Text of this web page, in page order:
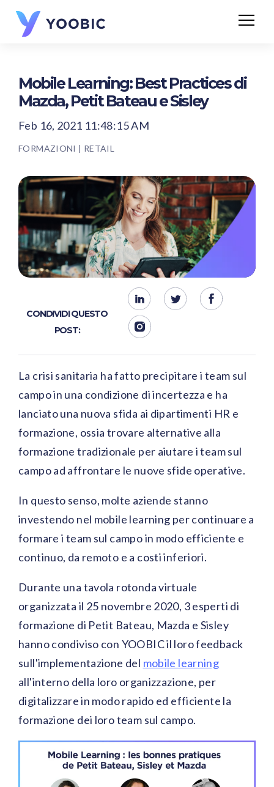
Mobile Learning: Best Practices di
Mazda, Petit Bateau e Sisley
Feb 16, 2021 11:48:15 AM
FORMAZIONI | RETAIL
CONDIVIDI QUESTO
POST:
La crisi sanitaria ha fatto precipitare i team sul
campo in una condizione di incertezza e ha
lanciato una nuova sfida ai dipartimenti HR e
formazione, ossia trovare alternative alla
formazione tradizionale per aiutare i team sul
campo ad affrontare le nuove sfide operative.
In questo senso, molte aziende stanno
investendo nel mobile learning per continuare a
formare i team sul campo in modo efficiente e
continuo, da remoto e a costi inferiori.
Durante una tavola rotonda virtuale
organizzata il 25 novembre 2020, 3 esperti di
formazione di Petit Bateau, Mazda e Sisley
hanno condiviso con YOOBIC il loro feedback
sull'implementazione del mobile learning
all'interno della loro organizzazione, per
digitalizzare in modo rapido ed efficiente la
formazione dei loro team sul campo.